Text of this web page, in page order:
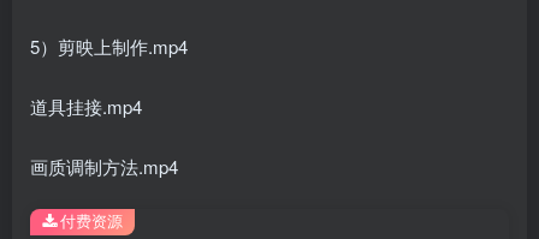
5）剪映上制作.mp4
道具挂接.mp4
画质调制方法.mp4
付费资源